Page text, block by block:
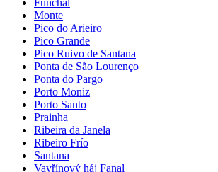
Funchal
Monte
Pico do Arieiro
Pico Grande
Pico Ruivo de Santana
Ponta de São Lourenço
Ponta do Pargo
Porto Moniz
Porto Santo
Prainha
Ribeira da Janela
Ribeiro Frío
Santana
Vavřínový háj Fanal